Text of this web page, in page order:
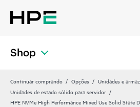
Shop
Continuar comprando Opções
Unidades e
Unidades de estado sólido para servidor
HPE NVMe High Performance Mixed Use Solid State